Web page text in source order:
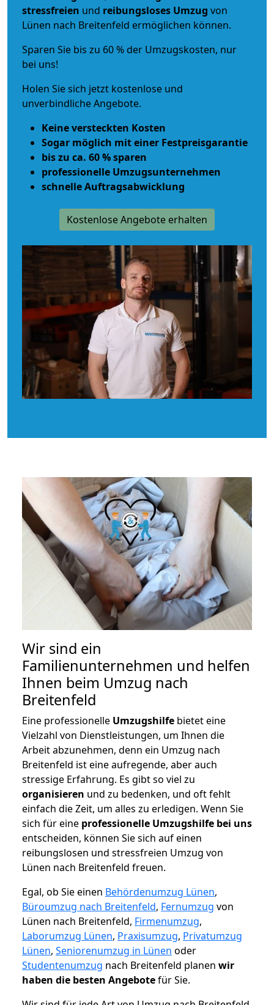
stressfreien und reibungsloses Umzug von
Lünen nach Breitenfeld ermöglichen können.
Sparen Sie bis zu 60 % der Umzugskosten, nur
bei uns!
Holen Sie sich jetzt kostenlose und
unverbindliche Angebote.
Keine versteckten Kosten
Sogar möglich mit einer Festpreisgarantie
bis zu ca. 60 % sparen
professionelle Umzugsunternehmen
schnelle Auftragsabwicklung
Kostenlose Angebote erhalten
Wir sind ein
Familienunternehmen und helfen
Ihnen beim Umzug nach
Breitenfeld
Eine professionelle Umzugshilfe bietet eine
Vielzahl von Dienstleistungen, um Ihnen die
Arbeit abzunehmen, denn ein Umzug nach
Breitenfeld ist eine aufregende, aber auch
stressige Erfahrung. Es gibt so viel zu
organisieren und zu bedenken, und oft fehlt
einfach die Zeit, um alles zu erledigen. Wenn Sie
sich für eine professionelle Umzugshilfe bei uns
entscheiden, können Sie sich auf einen
reibungslosen und stressfreien Umzug von
Lünen nach Breitenfeld freuen.
Egal, ob Sie einen Behördenumzug Lünen,
Büroumzug nach Breitenfeld, Fernumzug von
Lünen nach Breitenfeld, Firmenumzug,
Laborumzug Lünen, Praxisumzug, Privatumzug
Lünen, Seniorenumzug in Lünen oder
Studentenumzug nach Breitenfeld planen wir
haben die besten Angebotefür Sie.